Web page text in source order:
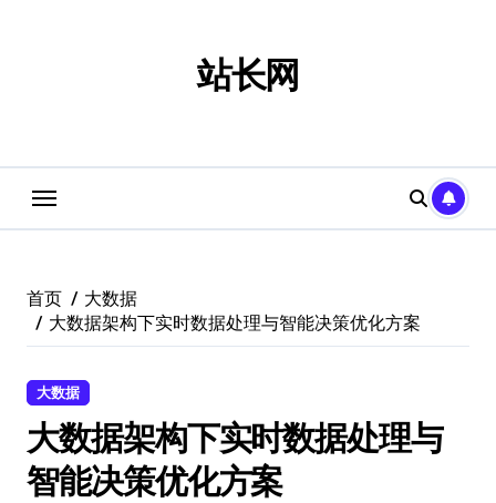
站长网
首页
大数据
大数据架构下实时数据处理与智能决策优化方案
大数据
大数据架构下实时数据处理与
智能决策优化方案